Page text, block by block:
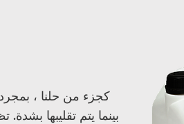
كجزء من حلنا ،
بينما يتم تقليبها